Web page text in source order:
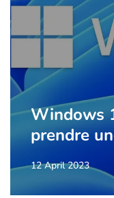
Windows
prendre
12 April 2023